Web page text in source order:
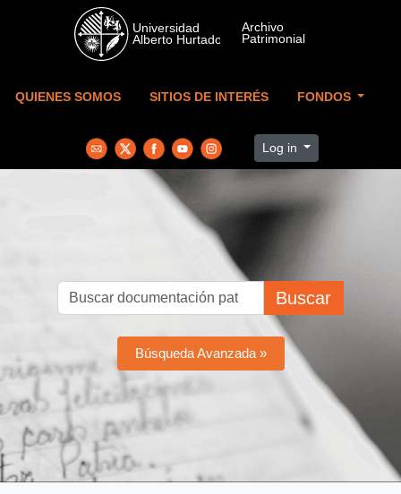
Skip to main content
QUIENES SOMOS SITIOS DE INTERÉS FONDOS
Log in
Buscar
Búsqueda Avanzada »